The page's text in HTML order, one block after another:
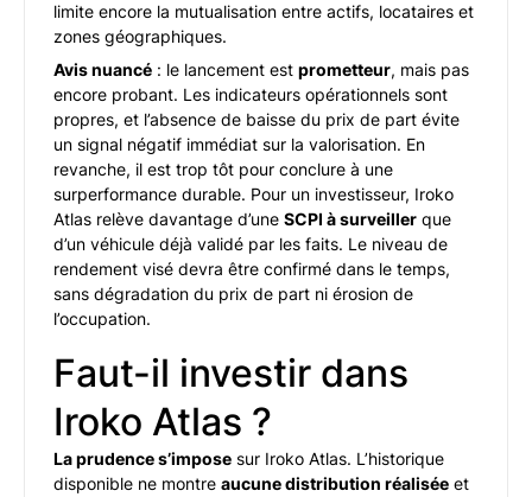
limite encore la mutualisation entre actifs, locataires et
zones géographiques.
Avis nuancé : le lancement est prometteur, mais pas
encore probant. Les indicateurs opérationnels sont
propres, et l’absence de baisse du prix de part évite
un signal négatif immédiat sur la valorisation. En
revanche, il est trop tôt pour conclure à une
surperformance durable. Pour un investisseur, Iroko
Atlas relève davantage d’une SCPI à surveiller que
d’un véhicule déjà validé par les faits. Le niveau de
rendement visé devra être confirmé dans le temps,
sans dégradation du prix de part ni érosion de
l’occupation.
Faut-il investir dans
Iroko Atlas ?
La prudence s’impose sur Iroko Atlas. L’historique
disponible ne montre aucune distribution réalisée et